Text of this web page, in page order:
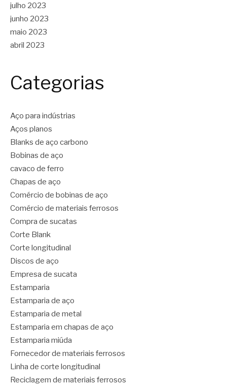
julho 2023
junho 2023
maio 2023
abril 2023
Categorias
Aço para indústrias
Aços planos
Blanks de aço carbono
Bobinas de aço
cavaco de ferro
Chapas de aço
Comércio de bobinas de aço
Comércio de materiais ferrosos
Compra de sucatas
Corte Blank
Corte longitudinal
Discos de aço
Empresa de sucata
Estamparia
Estamparia de aço
Estamparia de metal
Estamparia em chapas de aço
Estamparia miúda
Fornecedor de materiais ferrosos
Linha de corte longitudinal
Reciclagem de materiais ferrosos